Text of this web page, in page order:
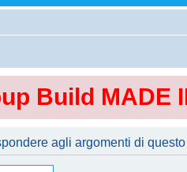
Build MADE
agli argomenti di questo